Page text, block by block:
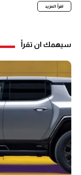
اقرأ المزيد
سيهمك ان تقرأ